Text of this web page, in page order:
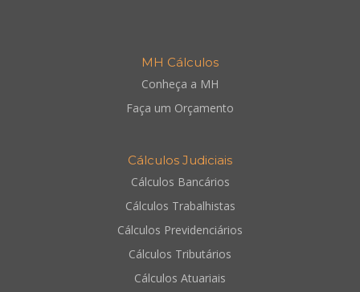
MH Cálculos
Conheça a MH
Faça um Orçamento
Cálculos Judiciais
Cálculos Bancários
Cálculos Trabalhistas
Cálculos Previdenciários
Cálculos Tributários
Cálculos Atuariais